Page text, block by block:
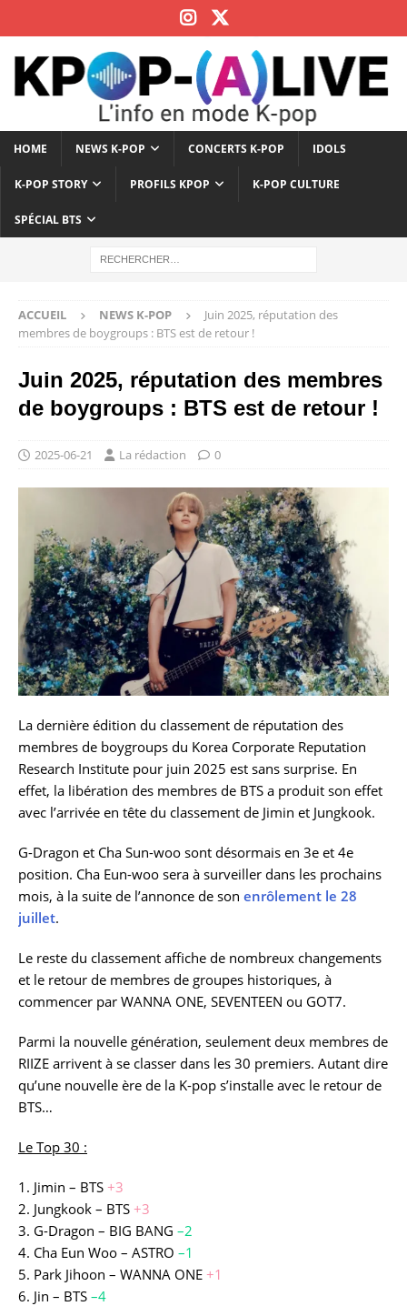
HOME NEWS K-POP CONCERTS K-POP IDOLS
K-POP STORY PROFILS KPOP K-POP CULTURE
SPÉCIAL BTS
ACCUEIL NEWS K-POP
Juin 2025, réputation des
membres de boygroups : BTS est de retour !
Juin 2025, réputation des membres
de boygroups : BTS est de retour !
2025-06-21 La rédaction 0
La dernière édition du classement de réputation des
membres de boygroups du Korea Corporate Reputation
Research Institute pour juin 2025 est sans surprise. En
effet, la libération des membres de BTS a produit son effet
avec l’arrivée en tête du classement de Jimin et Jungkook.
G-Dragon et Cha Sun-woo sont désormais en 3e et 4e
position. Cha Eun-woo sera à surveiller dans les prochains
mois, à la suite de l’annonce de son enrôlement le 28
juillet.
Le reste du classement affiche de nombreux changements
et le retour de membres de groupes historiques, à
commencer par WANNA ONE, SEVENTEEN ou GOT7.
Parmi la nouvelle génération, seulement deux membres de
RIIZE arrivent à se classer dans les 30 premiers. Autant dire
qu’une nouvelle ère de la K-pop s’installe avec le retour de
BTS…
Le Top 30 :
1. Jimin – BTS +3
2. Jungkook – BTS +3
3. G-Dragon – BIG BANG –2
4. Cha Eun Woo – ASTRO –1
5. Park Jihoon – WANNA ONE +1
6. Jin – BTS –4